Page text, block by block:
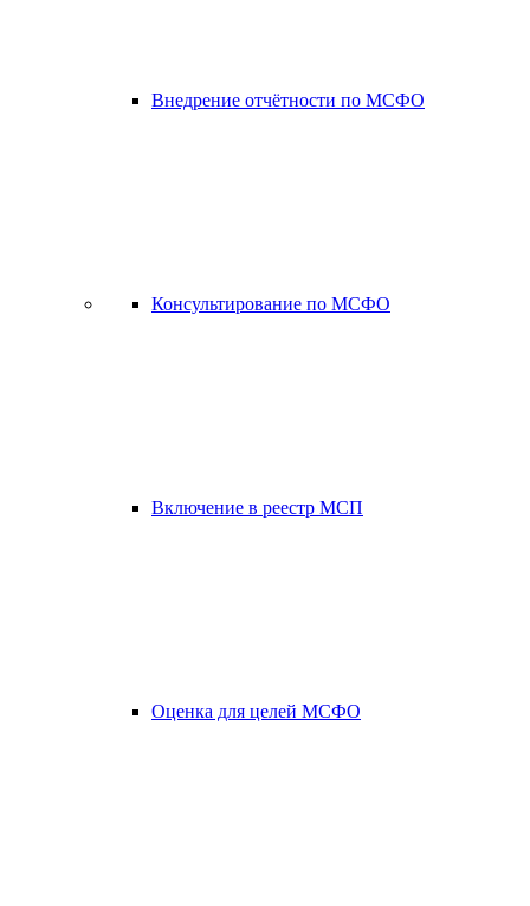
Внедрение отчётности по МСФО
Консультирование по МСФО
Включение в реестр МСП
Оценка для целей МСФО